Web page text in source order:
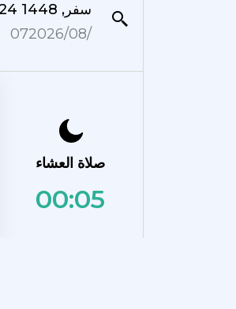
24 سفر, 1448
07‏/08‏/2026
صلاة العشاء
00:05